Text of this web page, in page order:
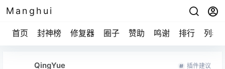
Manghui
首页 封神榜 修复器 圈子 赞助 鸣谢 排行 列表
QingYue 插件建议